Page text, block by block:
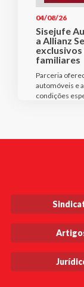
04/08/26
Sisejufe
a Allianz
familiares
Parceria
automóveis e
condições